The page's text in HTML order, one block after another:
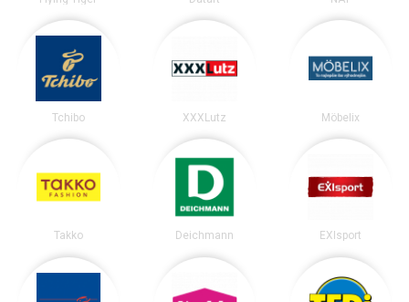
Tchibo XXXLutz Möbelix
Takko Deichmann EXIsport